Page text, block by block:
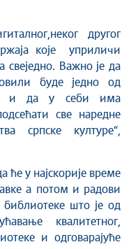
другог
које уприличи
свеједно. Важно је да
буде једно од
и да у себи има
све наредне
српске културе“,
ће у најскорије време
а потом и радови
што је од
квалитетног,
и одговарајуће